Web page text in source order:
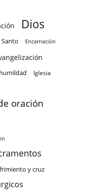
Dios
Encarnación
humildad Iglesia
oración
y cruz